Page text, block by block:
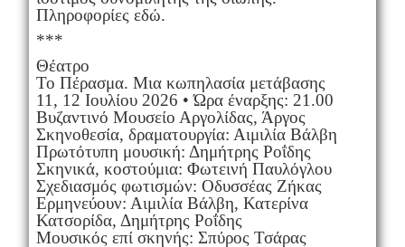
Πληροφορίες εδώ.
***
Θέατρο
Το Πέρασμα. Μια κωπηλασία μετάβασης
11, 12 Ιουλίου 2026 • Ώρα έναρξης: 21.00
Βυζαντινό Μουσείο Αργολίδας, Άργος
Σκηνοθεσία, δραματουργία: Αιμιλία Βάλβη
Πρωτότυπη μουσική: Δημήτρης Ροΐδης
Σκηνικά, κοστούμια: Φωτεινή Παυλόγλου
Σχεδιασμός φωτισμών: Οδυσσέας Ζήκας
Ερμηνεύουν: Αιμιλία Βάλβη, Κατερίνα
Κατσορίδα, Δημήτρης Ροΐδης
Μουσικός επί σκηνής: Σπύρος Τσάρας